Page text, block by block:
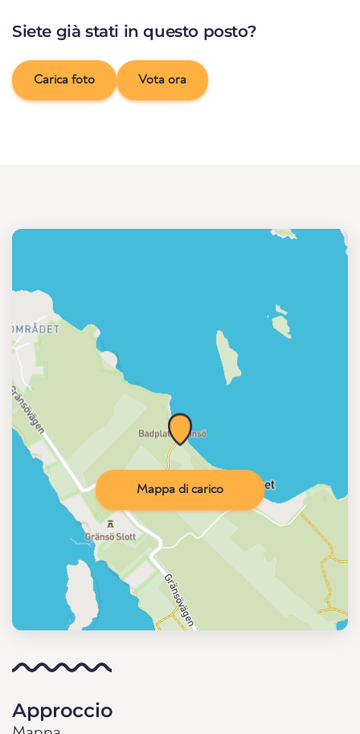
Siete già stati in questo posto?
Carica foto Vota ora
Mappa di carico
Approccio